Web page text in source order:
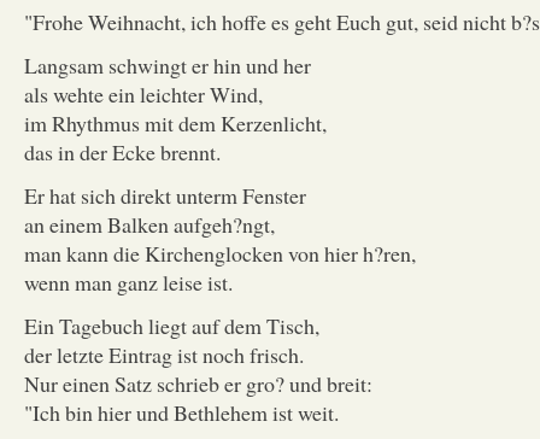
"Frohe Weihnacht, ich hoffe es geht Euch gut, seid nicht
Langsam schwingt er hin und her
als wehte ein leichter Wind,
im Rhythmus mit dem Kerzenlicht,
das in der Ecke brennt.
Er hat sich direkt unterm Fenster
an einem Balken aufgeh?ngt,
man kann die Kirchenglocken von hier h?ren,
wenn man ganz leise ist.
Ein Tagebuch liegt auf dem Tisch,
der letzte Eintrag ist noch frisch.
Nur einen Satz schrieb er gro? und breit:
"Ich bin hier und Bethlehem ist weit.